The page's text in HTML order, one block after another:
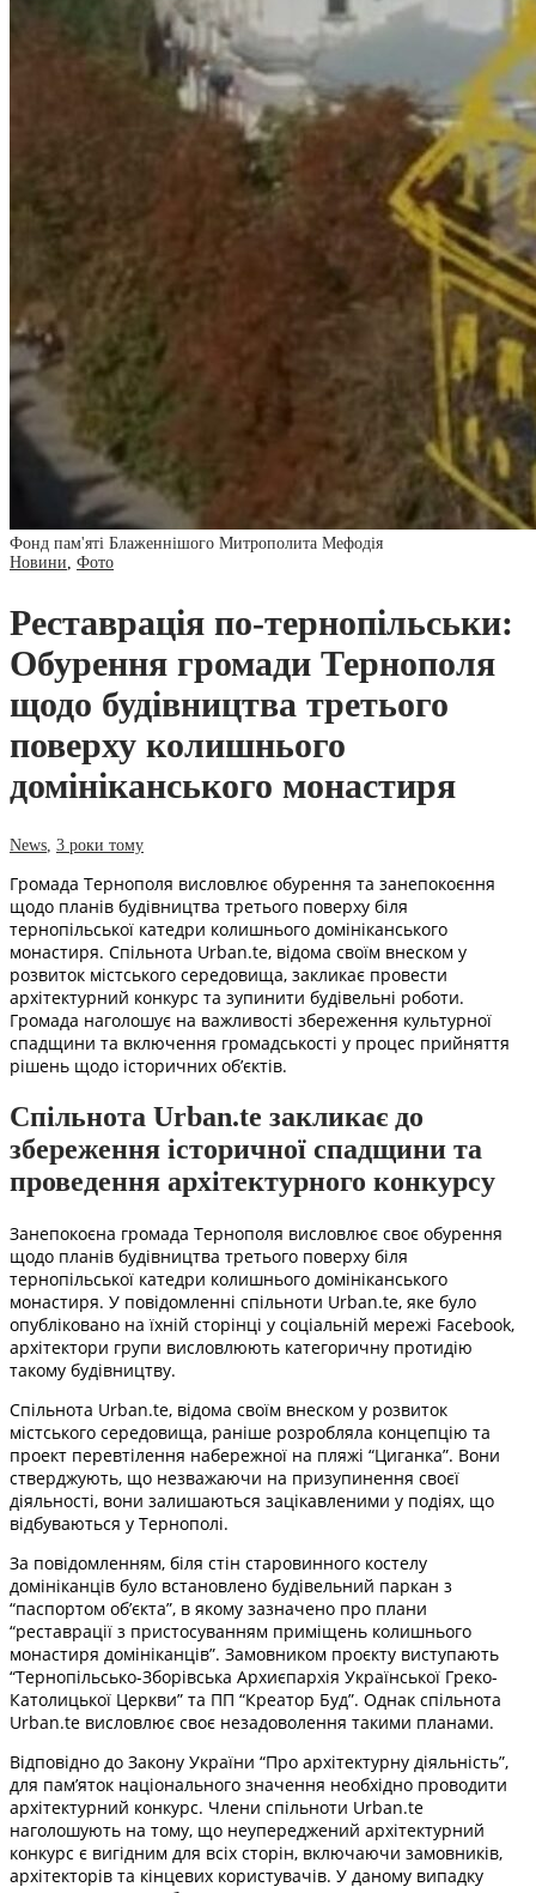
Фонд пам'яті Блаженнішого Митрополита Мефодія
Новини Фото
Реставрація по-тернопільськи:
Обурення громади Тернополя
щодо будівництва третього
поверху колишнього
домініканського монастиря
News 3 роки тому
Громада Тернополя висловлює обурення та занепокоєння
щодо планів будівництва третього поверху біля
тернопільської катедри колишнього домініканського
монастиря. Спільнота Urban.te, відома своїм внеском у
розвиток містського середовища, закликає провести
архітектурний конкурс та зупинити будівельні роботи.
Громада наголошує на важливості збереження культурної
спадщини та включення громадськості у процес прийняття
рішень щодо історичних об’єктів.
Спільнота Urban.te закликає до
збереження історичної спадщини та
проведення архітектурного конкурсу
Занепокоєна громада Тернополя висловлює своє обурення
щодо планів будівництва третього поверху біля
тернопільської катедри колишнього домініканського
монастиря. У повідомленні спільноти Urban.te, яке було
опубліковано на їхній сторінці у соціальній мережі Facebook,
архітектори групи висловлюють категоричну протидію
такому будівництву.
Спільнота Urban.te, відома своїм внеском у розвиток
містського середовища, раніше розробляла концепцію та
проект перевтілення набережної на пляжі “Циганка”. Вони
стверджують, що незважаючи на призупинення своєї
діяльності, вони залишаються зацікавленими у подіях, що
відбуваються у Тернополі.
За повідомленням, біля стін старовинного костелу
домініканців було встановлено будівельний паркан з
“паспортом обʼєкта”, в якому зазначено про плани
“реставрації з пристосуванням приміщень колишнього
монастиря домініканців”. Замовником проєкту виступають
“Тернопільсько-Зборівська Архиєпархія Української Греко-
Католицької Церкви” та ПП “Креатор Буд”. Однак спільнота
Urban.te висловлює своє незадоволення такими планами.
Відповідно до Закону України “Про архітектурну діяльність”,
для пам’яток національного значення необхідно проводити
архітектурний конкурс. Члени спільноти Urban.te
наголошують на тому, що неупереджений архітектурний
конкурс є вигідним для всіх сторін, включаючи замовників,
архітекторів та кінцевих користувачів. У даному випадку